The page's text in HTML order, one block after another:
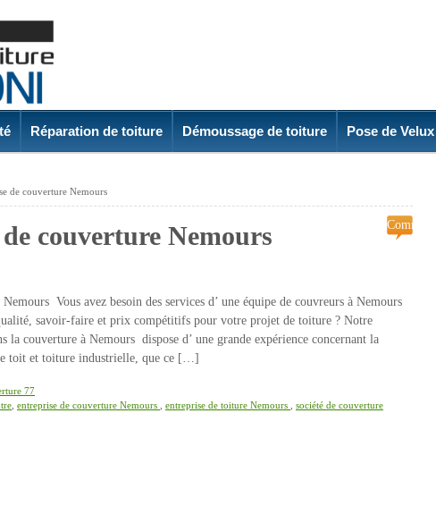
Réparation de toiture Démoussage de toiture Pose de Velux
de couverture Nemours
couverture Nemours
fermés
de
Vous avez besoin des services d’ une équipe de couvreurs à Nemours
savoir-faire et prix compétitifs pour votre projet de toiture ? Notre
la couverture à Nemours dispose d’ une grande expérience concernant la
toit et toiture industrielle, que ce […]
77
entreprise de couverture Nemours entreprise de toiture Nemours
société de couverture